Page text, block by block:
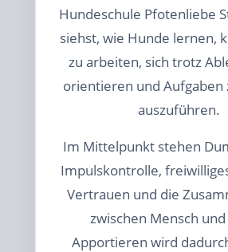
Hundeschule Pfotenliebe
siehst, wie Hunde lernen,
zu arbeiten, sich trotz
orientieren und Aufgaben
auszuführen.
Im Mittelpunkt stehen
Impulskontrolle,
Vertrauen und die
zwischen Mensch
Apportieren wird